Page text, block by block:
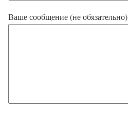
Ваше сообщение (не обязательно)